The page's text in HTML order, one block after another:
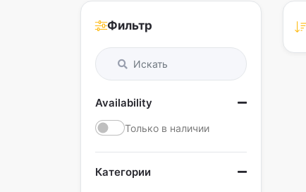
Фильтр
Availability
Только в наличии
Категории